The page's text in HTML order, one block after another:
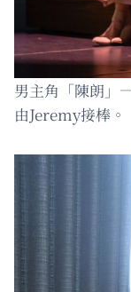
男主角「陳朗」
由Jeremy接棒。